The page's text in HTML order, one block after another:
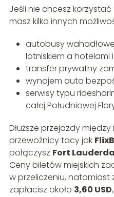
Jeśli nie chcesz korzystać
masz kilka innych
autobusy
lotniskiem a
transfer prywatny
wynajem auta
serwisy typu
całej Południowej
Dłuższe przejazdy
przewoźnicy tacy jak
połączysz Fort
Ceny biletów miejskich
w przeliczeniu, natomiast
zapłacisz około 3,60 USD